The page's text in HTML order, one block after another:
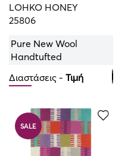
LOHKO HONEY
25806
Pure New Wool
Handtufted
Διαστάσεις -Τιμή
639.00€
200cmx290cm
1699.00€
SALE